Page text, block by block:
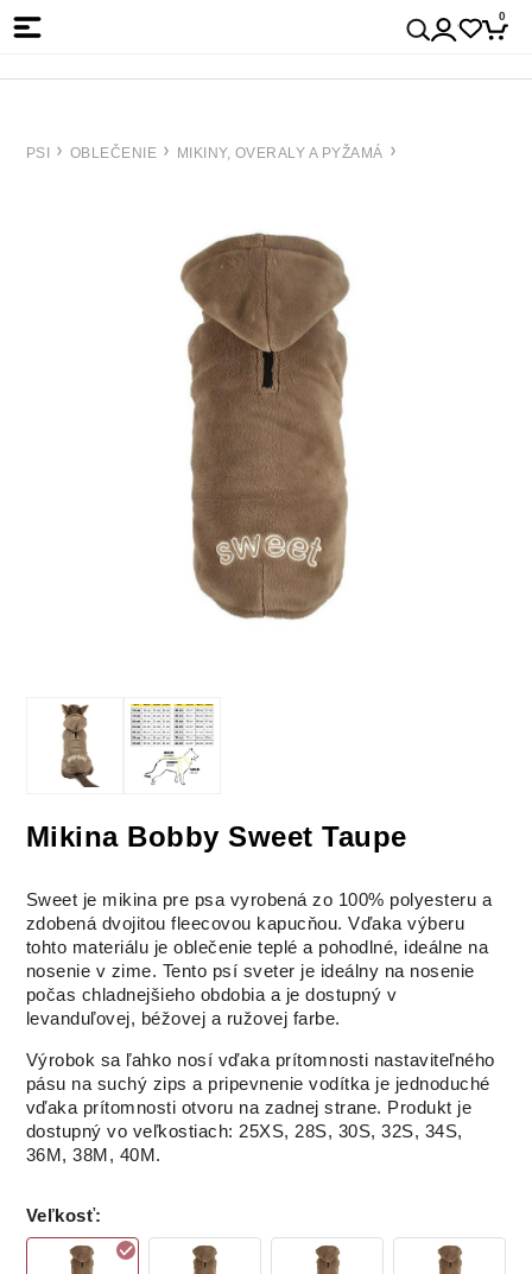
0
PSI OBLEČENIE MIKINY, OVERALY A PYŽAMÁ
Mikina Bobby Sweet Taupe
Sweet je mikina pre psa vyrobená zo 100% polyesteru a
zdobená dvojitou fleecovou kapucňou. Vďaka výberu
tohto materiálu je oblečenie teplé a pohodlné, ideálne na
nosenie v zime. Tento psí sveter je ideálny na nosenie
počas chladnejšieho obdobia a je dostupný v
levanduľovej, béžovej a ružovej farbe.
Výrobok sa ľahko nosí vďaka prítomnosti nastaviteľného
pásu na suchý zips a pripevnenie vodítka je jednoduché
vďaka prítomnosti otvoru na zadnej strane. Produkt je
dostupný vo veľkostiach: 25XS, 28S, 30S, 32S, 34S,
36M, 38M, 40M.
Veľkosť: